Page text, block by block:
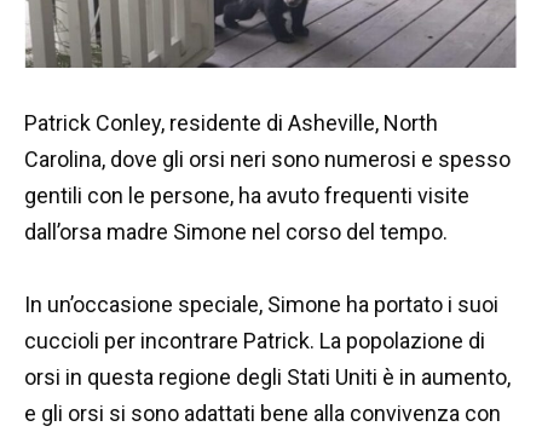
Patrick Conley, residente di Asheville, North
Carolina, dove gli orsi neri sono numerosi e spesso
gentili con le persone, ha avuto frequenti visite
dall’orsa madre Simone nel corso del tempo.
In un’occasione speciale, Simone ha portato i suoi
cuccioli per incontrare Patrick. La popolazione di
orsi in questa regione degli Stati Uniti è in aumento,
e gli orsi si sono adattati bene alla convivenza con